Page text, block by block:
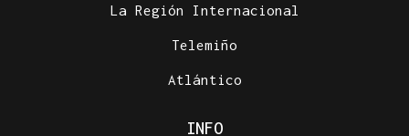
La Región Internacional
Telemiño
Atlántico
INFO